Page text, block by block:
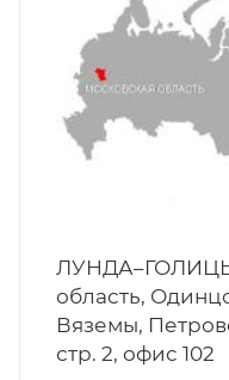
область,
Вяземы,
стр. 2, офис 102